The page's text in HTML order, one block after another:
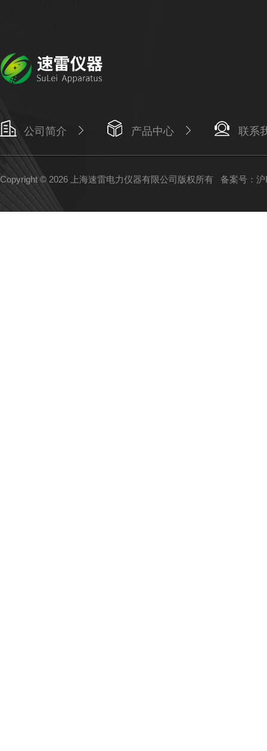
公司简介 产品中心 联系
Copyright © 2026 上海速雷电力仪器有限公司版权所有 备案号：